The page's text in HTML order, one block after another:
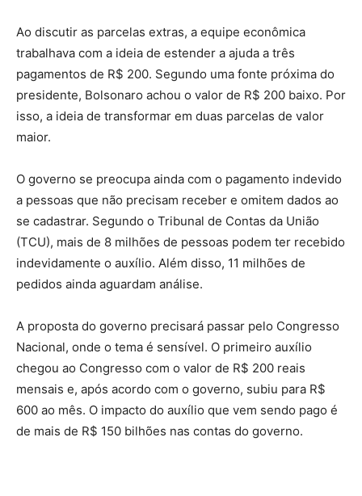
Ao discutir as parcelas extras, a equipe econômica
trabalhava com a ideia de estender a ajuda a três
pagamentos de R$ 200. Segundo uma fonte próxima do
presidente, Bolsonaro achou o valor de R$ 200 baixo. Por
isso, a ideia de transformar em duas parcelas de valor
maior.
O governo se preocupa ainda com o pagamento indevido
a pessoas que não precisam receber e omitem dados ao
se cadastrar. Segundo o Tribunal de Contas da União
(TCU), mais de 8 milhões de pessoas podem ter recebido
indevidamente o auxílio. Além disso, 11 milhões de
pedidos ainda aguardam análise.
A proposta do governo precisará passar pelo Congresso
Nacional, onde o tema é sensível. O primeiro auxílio
chegou ao Congresso com o valor de R$ 200 reais
mensais e, após acordo com o governo, subiu para R$
600 ao mês. O impacto do auxílio que vem sendo pago é
de mais de R$ 150 bilhões nas contas do governo.